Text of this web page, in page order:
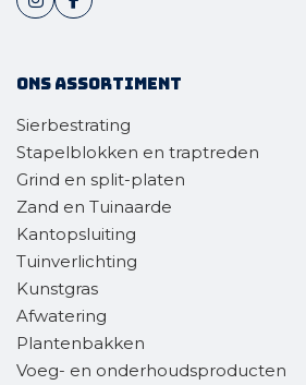
Ons assortiment
Sierbestrating
Stapelblokken en traptreden
Grind en split-platen
Zand en Tuinaarde
Kantopsluiting
Tuinverlichting
Kunstgras
Afwatering
Plantenbakken
Voeg- en onderhoudsproducten